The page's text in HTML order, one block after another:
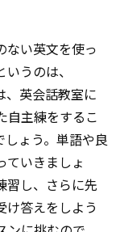
ない英文を使っ
うのは、
、英会話教室に
自主練をするこ
しょう。単語や良
ていきましょ
習し、さらに先
け答えをしよう